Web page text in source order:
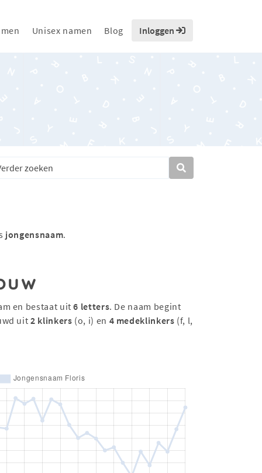
Unisex namen Blog Inloggen
jongensnaam.
en bestaat uit6 letters. De naam begint
uit2 klinkers (o, i) en 4 medeklinkers (f, l,